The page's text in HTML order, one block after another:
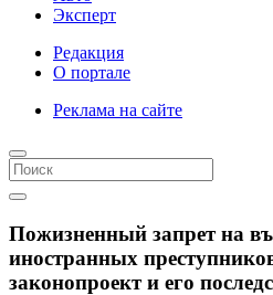
Эксперт
Редакция
О портале
Реклама на сайте
Пожизненный запрет на
иностранных
законопроект и его